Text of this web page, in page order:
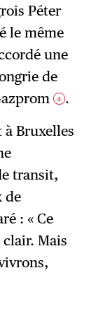
Péter
le même
une
de
4 .
à Bruxelles
transit,
de
: « Ce
clair. Mais